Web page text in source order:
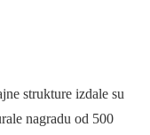
strukture izdale su
nagradu od 500